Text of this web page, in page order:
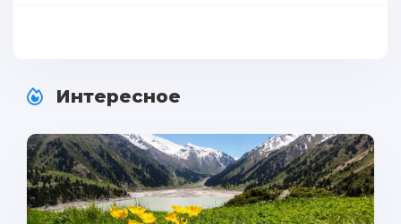
Интересное